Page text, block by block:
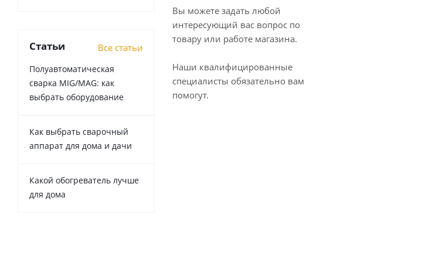
Вы можете задать любой
интересующий вас вопрос по
товару или работе магазина.
Наши квалифицированные
специалисты обязательно вам
помогут.
Статьи Все статьи
Полуавтоматическая
сварка MIG/MAG: как
выбрать оборудование
Как выбрать сварочный
аппарат для дома и дачи
Какой обогреватель лучше
для дома